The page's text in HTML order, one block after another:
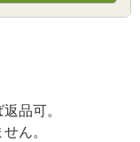
品可。
ん。